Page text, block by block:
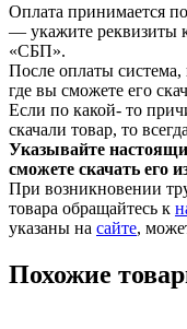
Оплата принимается
— укажите реквизиты
«СБП».
После оплаты система,
где вы сможете его
Если по какой- то
скачали товар, то
Указывайте
сможете скачать его
При возникновении
товара обращайтесь к
указаны на сайте,
Похожие